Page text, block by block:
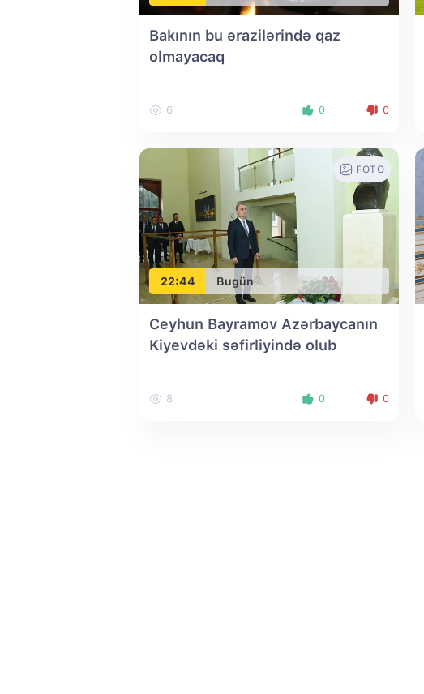
Bakının bu ərazilərində qaz
olmayacaq
6 0 0
22:44 Bugün
FOTO
Ceyhun Bayramov Azərbaycanın
Kiyevdəki səfirliyində olub
8 0 0